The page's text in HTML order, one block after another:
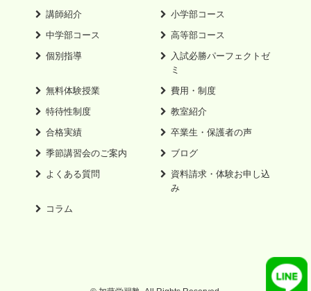
講師紹介
小学部コース
中学部コース
高等部コース
個別指導
入試必勝パーフェクトゼ
ミ
無料体験授業
費用・制度
特待性制度
教室紹介
合格実績
卒業生・保護者の声
季節講習会のご案内
ブログ
よくある質問
資料請求・体験お申し込
み
コラム